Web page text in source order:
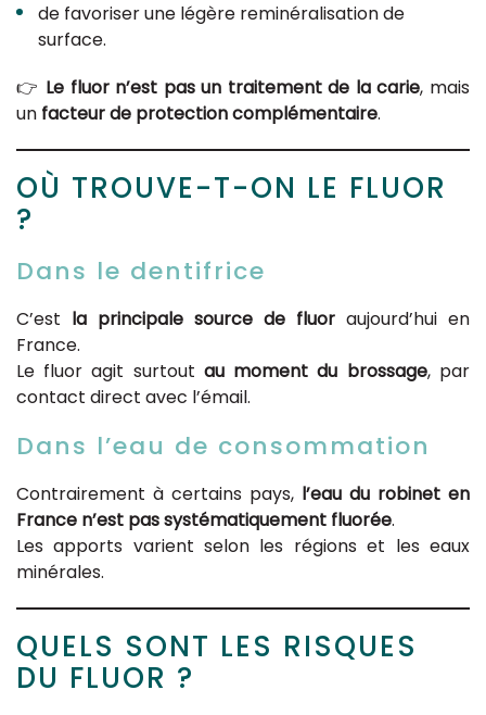
de favoriser une légère reminéralisation de
surface.
👉 Le fluor n’est pas un traitement de la carie, mais
un facteur de protection complémentaire.
OÙ TROUVE-T-ON LE FLUOR
?
Dans le dentifrice
C’est la principale source de fluoraujourd’hui en
France.
Le fluor agit surtout au moment du brossage, par
contact direct avec l’émail.
Dans l’eau de consommation
Contrairement à certains pays, l’eau du robinet en
France n’est pas systématiquement fluorée.
Les apports varient selon les régions et les eaux
minérales.
QUELS SONT LES RISQUES
DU FLUOR ?